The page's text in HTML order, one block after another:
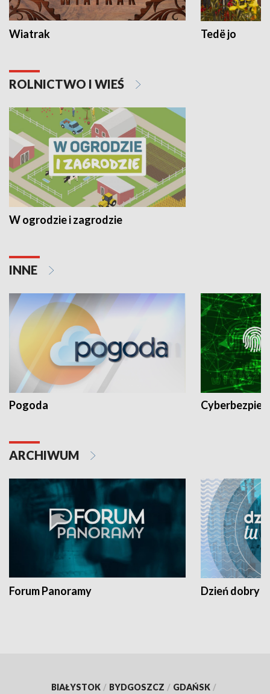
Wiatrak Tedë jo
ROLNICTWO I WIEŚ
W ogrodzie i zagrodzie
INNE
Pogoda
ARCHIWUM
Forum Panoramy Dzień dobry
BIAŁYSTOK / BYDGOSZCZ / GDAŃSK /